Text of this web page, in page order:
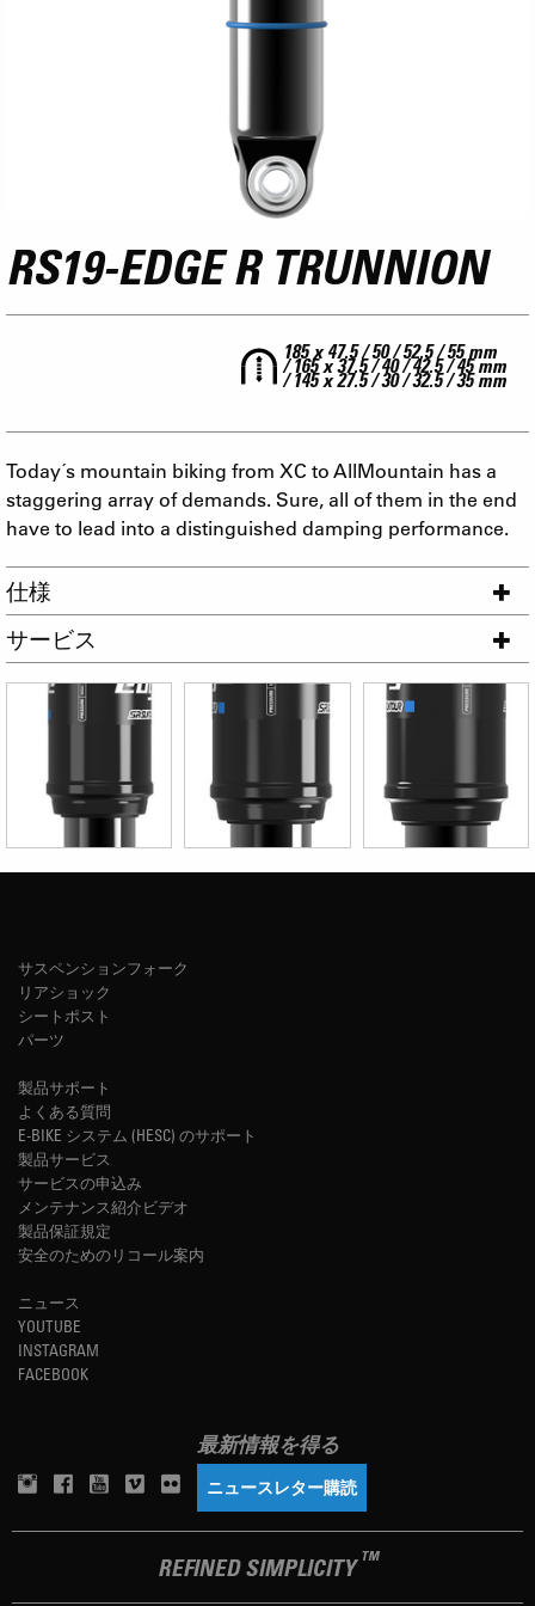
RS19-EDGE R TRUNNION
185 x 47.5 / 50 / 52.5 / 55 mm
/ 165 x 37.5 / 40 / 42.5 / 45 mm
/ 145 x 27.5 / 30 / 32.5 / 35 mm
Today´s mountain biking from XC to AllMountain has a
staggering array of demands. Sure, all of them in the end
have to lead into a distinguished damping performance.
仕様
サービス
サスペンションフォーク
リアショック
シートポスト
パーツ
製品サポート
よくある質問
E-BIKE システム (HESC) のサポート
製品サービス
サービスの申込み
メンテナンス紹介ビデオ
製品保証規定
安全のためのリコール案内
ニュース
YOUTUBE
INSTAGRAM
FACEBOOK
最新情報を得る
ニュースレター購読
REFINED SIMPLICITY TM